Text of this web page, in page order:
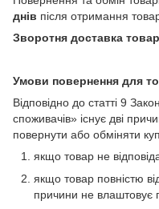
днів після отримання
Зворотня доставка
Умови повернення для
Відповідно до статті 9
споживачів» існує дві
повернути або обміняти
якщо товар не
якщо товар повністю
причини не влаштовує